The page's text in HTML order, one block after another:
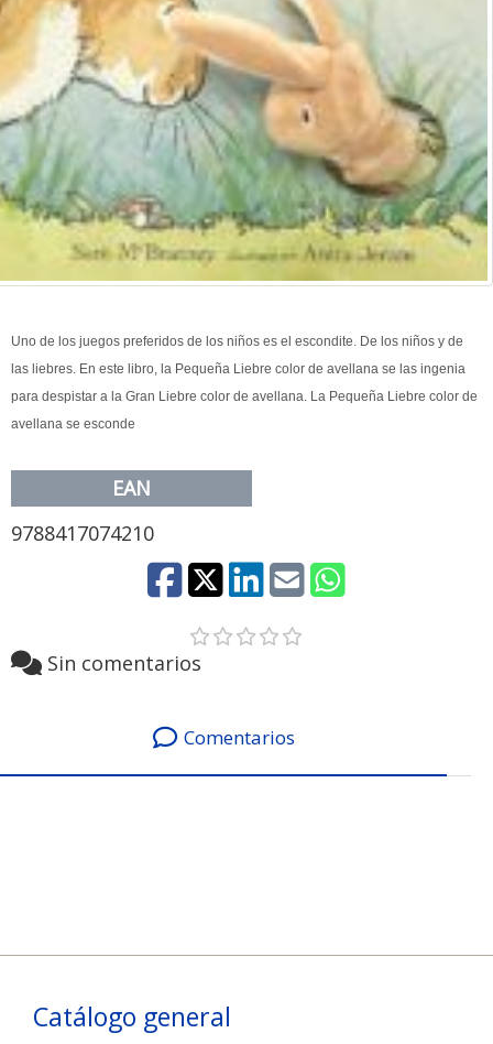
Uno de los juegos preferidos de los niños es el escondite. De los niños y de
las liebres. En este libro, la Pequeña Liebre color de avellana se las ingenia
para despistar a la Gran Liebre color de avellana. La Pequeña Liebre color de
avellana se esconde
EAN
9788417074210
Sin comentarios
Comentarios
Catálogo general